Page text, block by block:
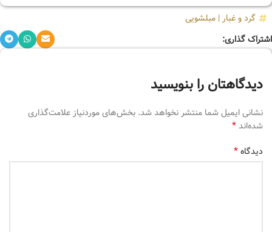
گرد و غبار | مبلشویی
اشتراک گذاری:
دیدگاهتان را بنویسید
نشانی ایمیل شما منتشر نخواهد شد. بخش‌های موردنیاز علامت‌گذاری
شده‌اند*
دیدگاه*